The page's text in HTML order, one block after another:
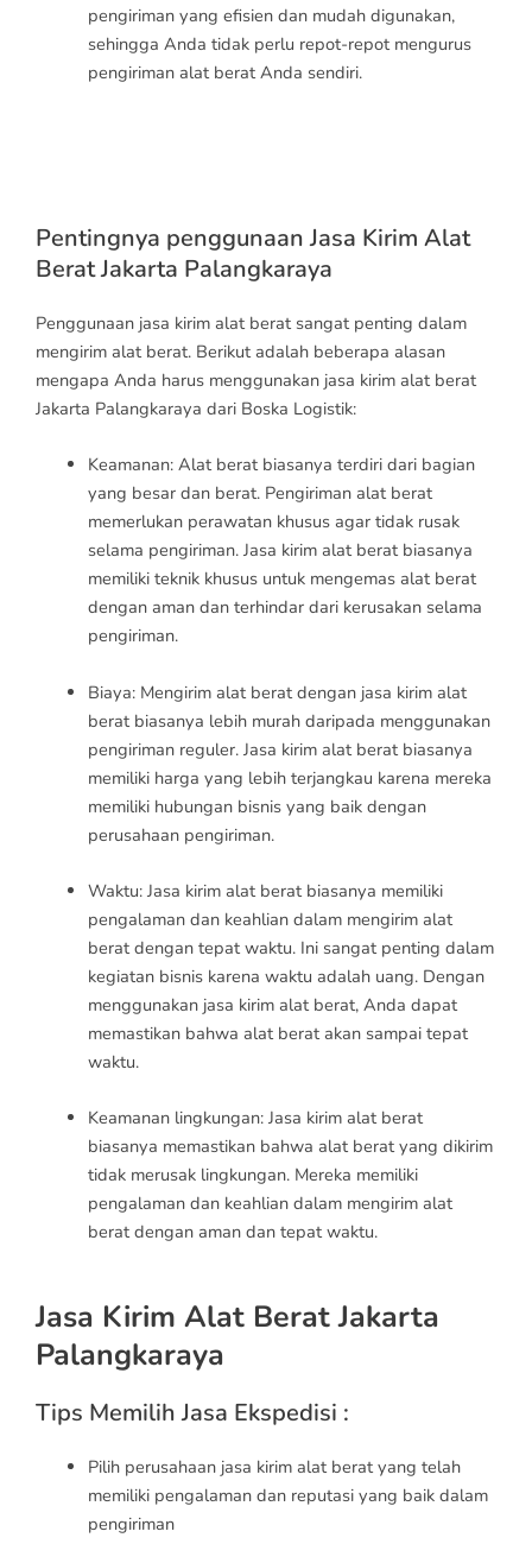
pengiriman yang efisien dan mudah digunakan,
sehingga Anda tidak perlu repot-repot mengurus
pengiriman alat berat Anda sendiri.
Pentingnya penggunaan Jasa Kirim Alat
Berat Jakarta Palangkaraya
Penggunaan jasa kirim alat berat sangat penting dalam
mengirim alat berat. Berikut adalah beberapa alasan
mengapa Anda harus menggunakan jasa kirim alat berat
Jakarta Palangkaraya dari Boska Logistik:
Keamanan: Alat berat biasanya terdiri dari bagian
yang besar dan berat. Pengiriman alat berat
memerlukan perawatan khusus agar tidak rusak
selama pengiriman. Jasa kirim alat berat biasanya
memiliki teknik khusus untuk mengemas alat berat
dengan aman dan terhindar dari kerusakan selama
pengiriman.
Biaya: Mengirim alat berat dengan jasa kirim alat
berat biasanya lebih murah daripada menggunakan
pengiriman reguler. Jasa kirim alat berat biasanya
memiliki harga yang lebih terjangkau karena mereka
memiliki hubungan bisnis yang baik dengan
perusahaan pengiriman.
Waktu: Jasa kirim alat berat biasanya memiliki
pengalaman dan keahlian dalam mengirim alat
berat dengan tepat waktu. Ini sangat penting dalam
kegiatan bisnis karena waktu adalah uang. Dengan
menggunakan jasa kirim alat berat, Anda dapat
memastikan bahwa alat berat akan sampai tepat
waktu.
Keamanan lingkungan: Jasa kirim alat berat
biasanya memastikan bahwa alat berat yang dikirim
tidak merusak lingkungan. Mereka memiliki
pengalaman dan keahlian dalam mengirim alat
berat dengan aman dan tepat waktu.
Jasa Kirim Alat Berat Jakarta
Palangkaraya
Tips Memilih Jasa Ekspedisi :
Pilih perusahaan jasa kirim alat berat yang telah
memiliki pengalaman dan reputasi yang baik dalam
pengiriman